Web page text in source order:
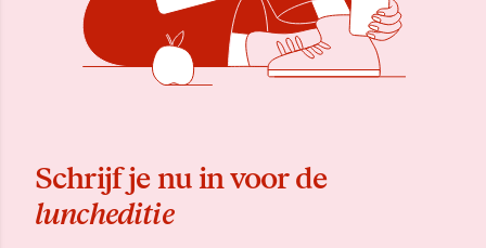
Schrijf je nu in voor de
luncheditie